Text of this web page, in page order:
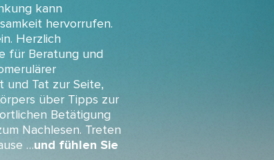
kann
hervorrufen.
Herzlich
für Beratung und
und Tat zur Seite,
über Tipps zur
Betätigung
Nachlesen. Treten
…und fühlen Sie